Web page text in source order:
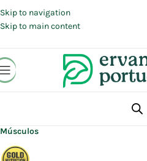
Skip to navigation
Skip to main content
Suplementos alimentares
Músculos